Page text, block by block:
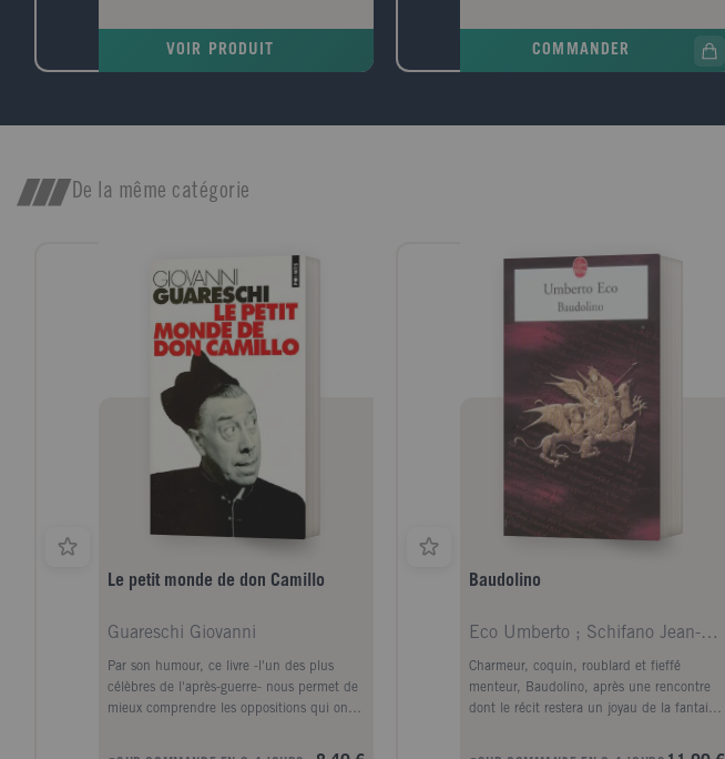
amoureux voué à l'écriture. Puis ses
les années à l'Ile d'Yeu, les amis et les
rencontres (François Mitterrand, Lucien
VOIR PRODUIT
un ticket de cinéma, un numéro de
disparu, ce qui a survécu, et raviver les
vestiges d'un amour adolescent.
COMMANDER
De la même catégorie
Le petit monde de don Camillo
Guareschi Giovanni
Par son humour, ce livre -l'un des plus
célèbres de l'après-guerre- nous permet de
mieux comprendre les oppositions qui ont
de nombreuses années. En inventant les
Baudolino
Eco Umberto ; Schifano Jean-Noël
Charmeur, coquin, roublard et fieffé
menteur, Baudolino, après une rencontre
dont le récit restera un joyau de la fantaisie
confiance et le fin conseiller de l'empereur